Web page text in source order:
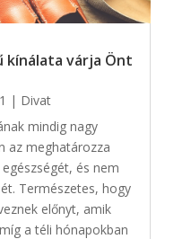
kínálata várja Önt
| Divat
mindig nagy
az meghatározza
és nem
Természetes, hogy
előnyt, amik
a téli hónapokban